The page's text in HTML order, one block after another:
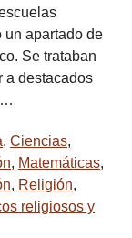
un apartado de
Se trataban
a destacados
, Ciencias,
, Matemáticas,
, Religión,
religiosos y